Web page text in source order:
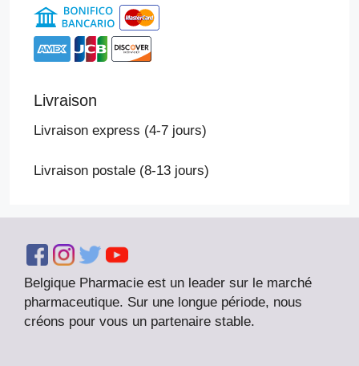
Livraison
Livraison express (4-7 jours)
Livraison postale (8-13 jours)
Belgique Pharmacie est un leader sur le marché
pharmaceutique. Sur une longue période, nous
créons pour vous un partenaire stable.